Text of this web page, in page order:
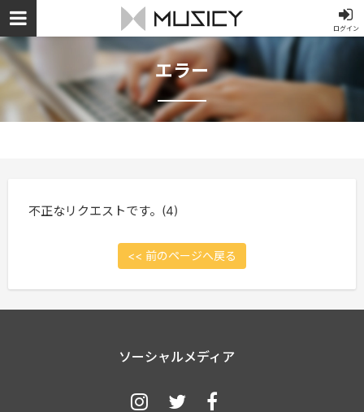
ログイン
エラー
不正なリクエストです。(4)
<< 前のページへ戻る
ソーシャルメディア